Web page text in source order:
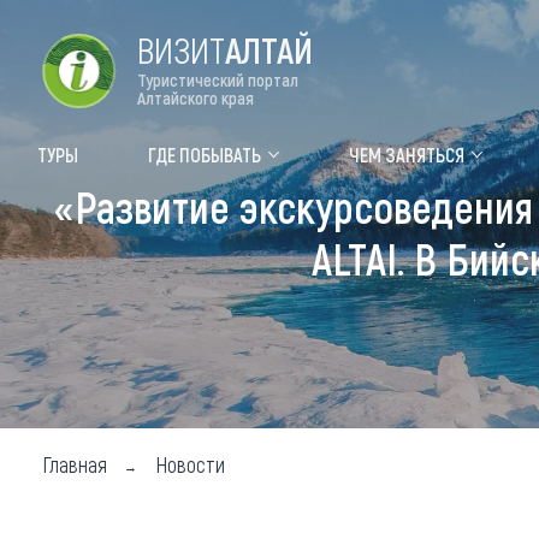
Форум VISIT ALTAI
Туры Где
Топ
ВИЗИТАЛТАЙ
Туристический портал
Алтайского края
ТУРЫ ГДЕ ПОБЫВАТЬ ЧЕМ ЗАНЯТЬСЯ
«Развитие
ALTAI. В
Главная Новости